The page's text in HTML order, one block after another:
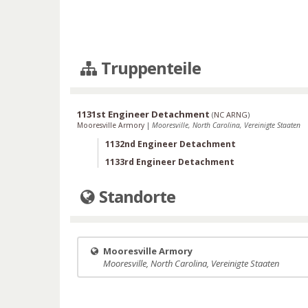
Truppenteile
1131st Engineer Detachment (NC ARNG)
Mooresville Armory | Mooresville, North Carolina, Vereinigte Staaten
1132nd Engineer Detachment
1133rd Engineer Detachment
Standorte
Mooresville Armory
Mooresville, North Carolina, Vereinigte Staaten